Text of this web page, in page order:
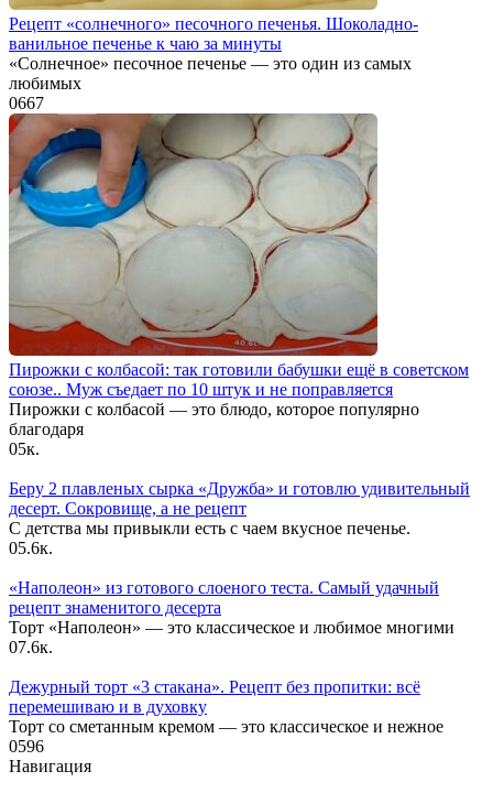
Рецепт «солнечного» песочного печенья. Шоколадно-
ванильное печенье к чаю за минуты
«Солнечное» песочное печенье — это один из самых
любимых
0667
Пирожки с колбасой: так готовили бабушки ещё в советском
союзе.. Муж съедает по 10 штук и не поправляется
Пирожки с колбасой — это блюдо, которое популярно
благодаря
05к.
Беру 2 плавленых сырка «Дружба» и готовлю удивительный
десерт. Сокровище, а не рецепт
С детства мы привыкли есть с чаем вкусное печенье.
05.6к.
«Наполеон» из готового слоеного теста. Самый удачный
рецепт знаменитого десерта
Торт «Наполеон» — это классическое и любимое многими
07.6к.
Дежурный торт «3 стакана». Рецепт без пропитки: всё
перемешиваю и в духовку
Торт со сметанным кремом — это классическое и нежное
0596
Навигация